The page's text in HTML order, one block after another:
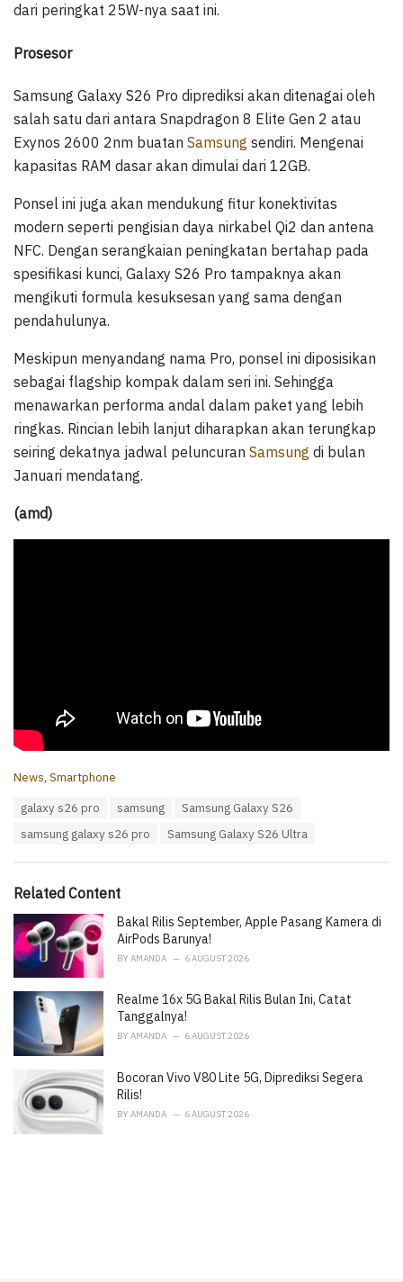
dari peringkat 25W-nya saat ini.
Prosesor
Samsung Galaxy S26 Pro diprediksi akan ditenagai oleh
salah satu dari antara Snapdragon 8 Elite Gen 2 atau
Exynos 2600 2nm buatan Samsung sendiri. Mengenai
kapasitas RAM dasar akan dimulai dari 12GB.
Ponsel ini juga akan mendukung fitur konektivitas
modern seperti pengisian daya nirkabel Qi2 dan antena
NFC. Dengan serangkaian peningkatan bertahap pada
spesifikasi kunci, Galaxy S26 Pro tampaknya akan
mengikuti formula kesuksesan yang sama dengan
pendahulunya.
Meskipun menyandang nama Pro, ponsel ini diposisikan
sebagai flagship kompak dalam seri ini. Sehingga
menawarkan performa andal dalam paket yang lebih
ringkas. Rincian lebih lanjut diharapkan akan terungkap
seiring dekatnya jadwal peluncuran Samsung di bulan
Januari mendatang.
(amd)
C
i
s
:
News, Smartphone
galaxy s26 pro samsung
Samsung Galaxy S26
samsung galaxy s26 pro
Samsung Galaxy S26 Ultra
Related Content
Bakal Rilis September, Apple Pasang Kamera di
AirPods Barunya!
BY AMANDA 6 AUGUST 2026
Realme 16x 5G Bakal Rilis Bulan Ini, Catat
Tanggalnya!
BY AMANDA 6 AUGUST 2026
Bocoran Vivo V80 Lite 5G, Diprediksi Segera
Rilis!
BY AMANDA 6 AUGUST 2026